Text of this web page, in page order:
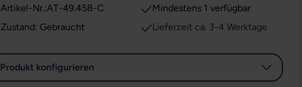
Artikel-Nr.:AT-49.458-C
Zustand: Gebraucht
Mindestens 1 verfügbar
Lieferzeit ca. 3-4 Werktage
Produkt konfigurieren